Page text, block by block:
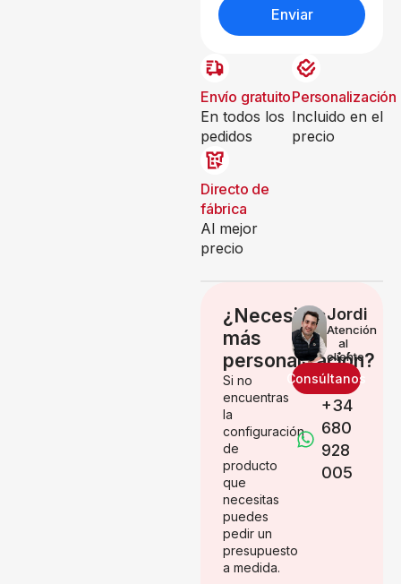
Enviar
Envío gratuito
En todos los
pedidos
Personalización
Incluido en el
precio
Directo de
fábrica
Al mejor
precio
¿Necesitas
más
personalización?
Si no
encuentras
la
configuración
de
producto
que
necesitas
puedes
pedir un
presupuesto
a medida.
Jordi
Atención
al
cliente
Consúltanos
+34
680
928
005